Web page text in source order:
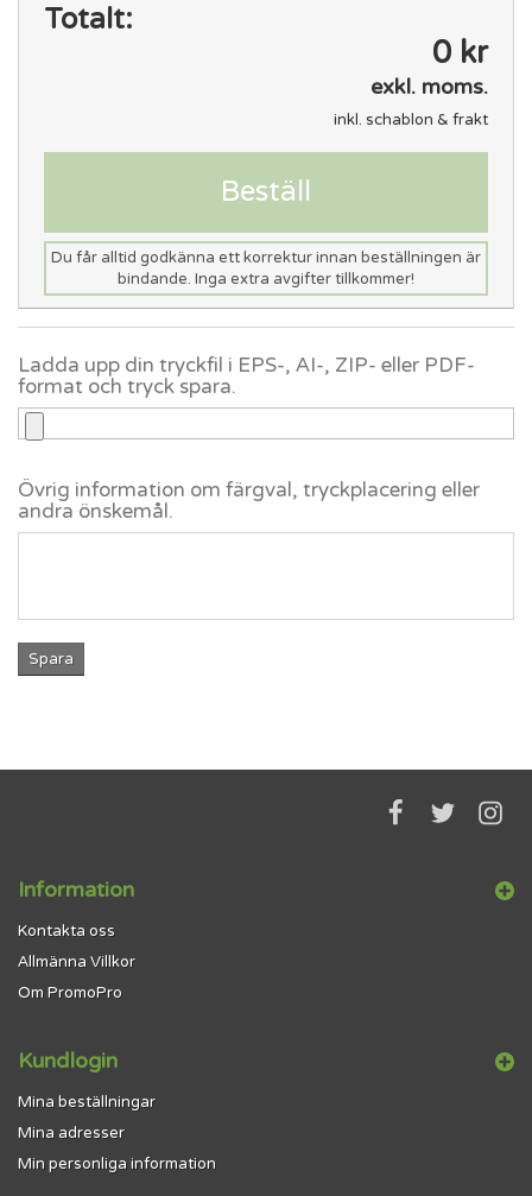
Totalt:
0 kr
exkl. moms.
inkl. schablon & frakt
Beställ
Du får alltid godkänna ett korrektur innan beställningen är
bindande. Inga extra avgifter tillkommer!
Ladda upp din tryckfil i EPS-, AI-, ZIP- eller PDF-
format och tryck spara.
Övrig information om färgval, tryckplacering eller
andra önskemål.
Spara
Information
Kontakta oss
Allmänna Villkor
Om PromoPro
Kundlogin
Mina beställningar
Mina adresser
Min personliga information